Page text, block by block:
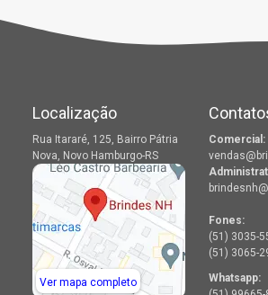
Localização
Rua Itararé, 125, Bairro Pátria
Nova, Novo Hamburgo-RS
Ver mapa completo
Comercial:
Fones:
(51) 3035-
(51) 3065-
Whatsapp: